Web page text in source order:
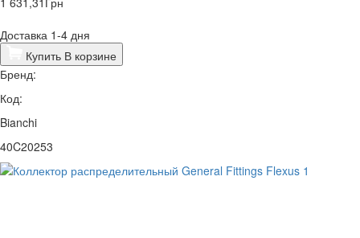
Доставка 1-4 дня
Купить В корзине
Бренд:
Код:
Bianchi
40C20253